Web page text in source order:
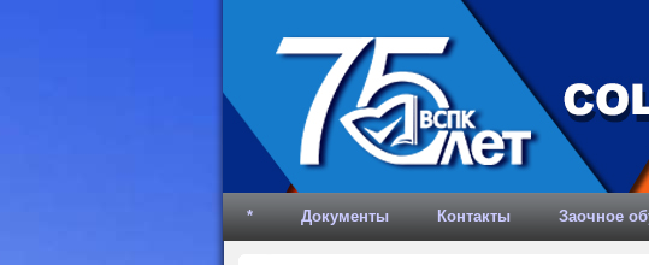
* Документы Контакты Заочное